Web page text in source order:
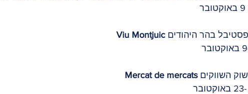
Viu Montjuic
Mercat de mercats